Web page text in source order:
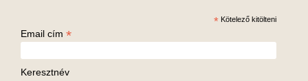
* Kötelező kitölteni
Email cím *
Keresztnév